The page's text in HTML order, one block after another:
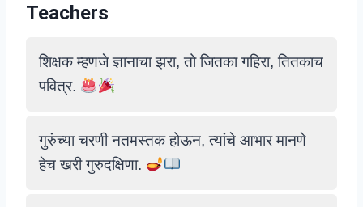
Teachers
शिक्षक म्हणजे ज्ञानाचा झरा, तो जितका गहिरा, तितकाच
पवित्र.
गुरुंच्या चरणी नतमस्तक होऊन, त्यांचे आभार मानणे
हेच खरी गुरुदक्षिणा.